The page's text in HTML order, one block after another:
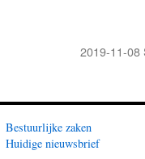
2019-11-08
Bestuurlijke zaken
Huidige nieuwsbrief